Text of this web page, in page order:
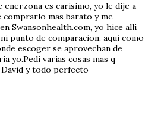
enerzona es carisimo, yo le dije a
comprarlo mas barato y me
Swansonhealth.com, yo hice alli
punto de comparacion, aqui como
escoger se aprovechan de
yo.Pedi varias cosas mas q
y todo perfecto